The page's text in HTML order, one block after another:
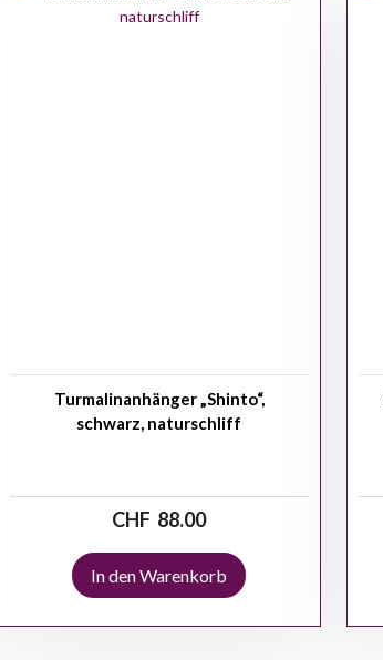
Turmalinanhänger „Shinto“,
schwarz, naturschliff
CHF 88.00
In den Warenkorb